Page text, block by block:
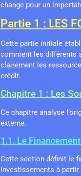
change pour un
Partie 1 : LES
Cette partie initiale
comment les différents
clairement les
crédit.
Chapitre 1 : Les
Ce chapitre analyse
externe.
1.1. Le
Cette section définit le
investissements à